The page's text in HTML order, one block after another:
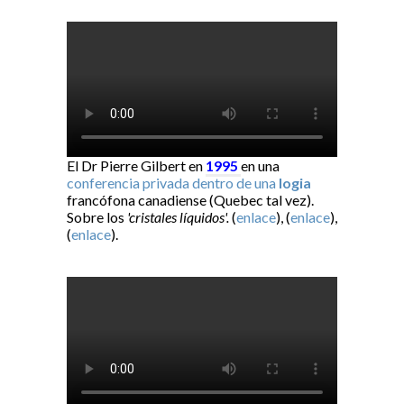
El Dr Pierre Gilbert en 1995 en una
conferencia privada dentro de una logia
francófona canadiense (Quebec tal vez).
Sobre los 'cristales líquidos'.(enlace), (enlace),
(enlace).